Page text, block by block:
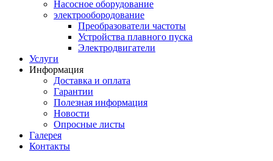
Насосное оборудование
электрообородование
Преобразователи частоты
Устройства плавного пуска
Электродвигатели
Услуги
Информация
Доставка и оплата
Гарантии
Полезная информация
Новости
Опросные листы
Галерея
Контакты